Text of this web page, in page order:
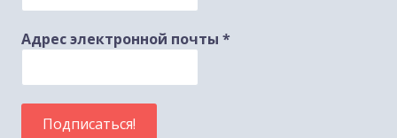
Адрес электронной почты *